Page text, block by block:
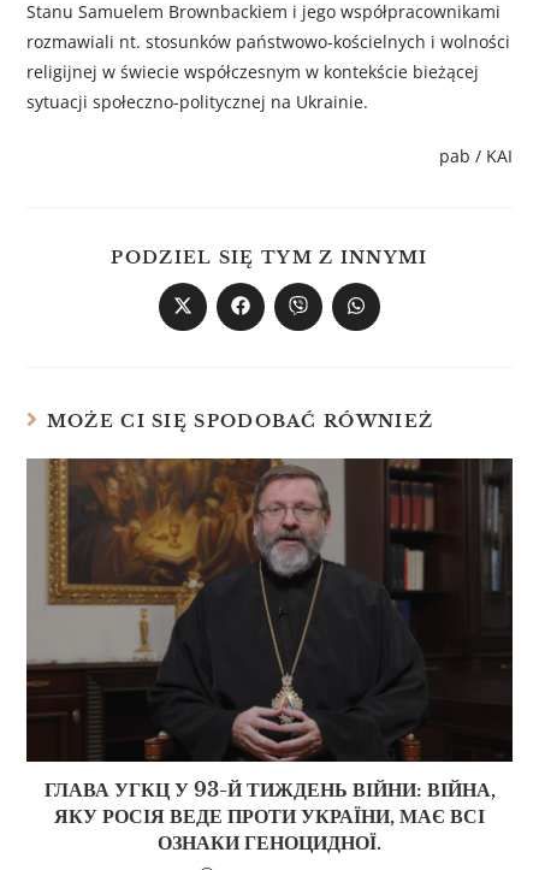
Stanu Samuelem Brownbackiem i jego współpracownikami
rozmawiali nt. stosunków państwowo-kościelnych i wolności
religijnej w świecie współczesnym w kontekście bieżącej
sytuacji społeczno-politycznej na Ukrainie.
pab / KAI
PODZIEL SIĘ TYM Z INNYMI
MOŻE CI SIĘ SPODOBAĆ RÓWNIEŻ
ГЛАВА УГКЦ У 93-Й ТИЖДЕНЬ ВІЙНИ: ВІЙНА,
ЯКУ РОСІЯ ВЕДЕ ПРОТИ УКРАЇНИ, МАЄ ВСІ
ОЗНАКИ ГЕНОЦИДНОЇ.